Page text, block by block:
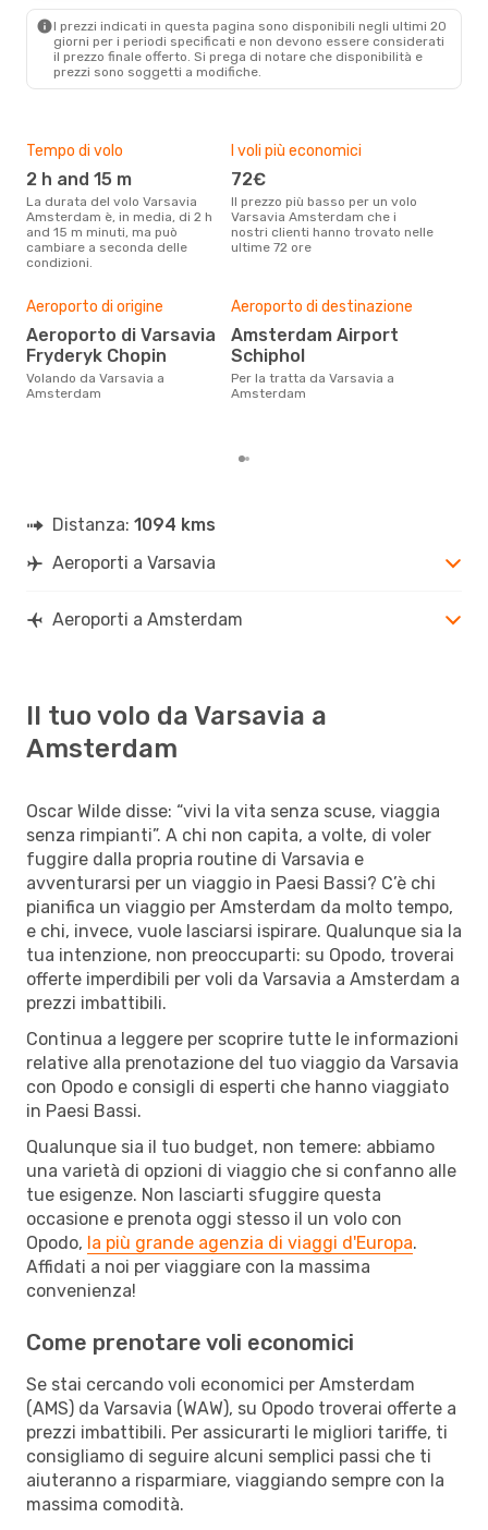
Mar 13 Ott- Ven 16 Ott
Lot Polish Airlines Diretto
WAW - AMS
Lot Polish AirlinesDiretto
I prezzi indicati in questa pagina sono disponibili negli ultimi 20
giorni per i periodi specificati e non devono essere considerati
il ​​prezzo finale offerto. Si prega di notare che disponibilità e
prezzi sono soggetti a modifiche.
Tempo di volo
2 h and 15 m
La durata del volo Varsavia
Amsterdam è, in media, di 2 h
and 15 m minuti, ma può
cambiare a seconda delle
condizioni.
I voli più economici
72€
Il prezzo più basso per un volo
Varsavia Amsterdam che i
nostri clienti hanno trovato nelle
ultime 72 ore
Aeroporto di origine
Aeroporto di Varsavia
Fryderyk Chopin
Volando da Varsavia a
Amsterdam
Aeroporto di destinazione
Amsterdam Airport
Schiphol
Per la tratta da Varsavia a
Amsterdam
Distanza: 1094 kms
Aeroporti a Varsavia
Aeroporti a Amsterdam
Il tuo volo da Varsavia a
Amsterdam
Oscar Wilde disse: “vivi la vita senza scuse, viaggia
senza rimpianti”. A chi non capita, a volte, di voler
fuggire dalla propria routine di Varsavia e
avventurarsi per un viaggio in Paesi Bassi? C’è chi
pianifica un viaggio per Amsterdam da molto tempo,
e chi, invece, vuole lasciarsi ispirare. Qualunque sia la
tua intenzione, non preoccuparti: su Opodo, troverai
offerte imperdibili per voli da Varsavia a Amsterdam a
prezzi imbattibili.
Continua a leggere per scoprire tutte le informazioni
relative alla prenotazione del tuo viaggio da Varsavia
con Opodo e consigli di esperti che hanno viaggiato
in Paesi Bassi.
Qualunque sia il tuo budget, non temere: abbiamo
una varietà di opzioni di viaggio che si confanno alle
tue esigenze. Non lasciarti sfuggire questa
occasione e prenota oggi stesso il un volo con
Opodo, la più grande agenzia di viaggi d'Europa.
Affidati a noi per viaggiare con la massima
convenienza!
Come prenotare voli economici
Se stai cercando voli economici per Amsterdam
(AMS) da Varsavia (WAW), su Opodo troverai offerte a
prezzi imbattibili. Per assicurarti le migliori tariffe, ti
consigliamo di seguire alcuni semplici passi che ti
aiuteranno a risparmiare, viaggiando sempre con la
massima comodità.